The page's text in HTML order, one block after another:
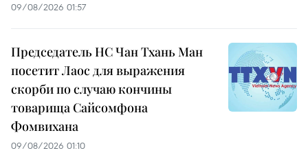
09/08/2026 01:57
Председатель НС Чан Тхань Ман
посетит Лаос для выражения
скорби по случаю кончины
товарища Сайсомфона
Фомвихана
09/08/2026 01:10